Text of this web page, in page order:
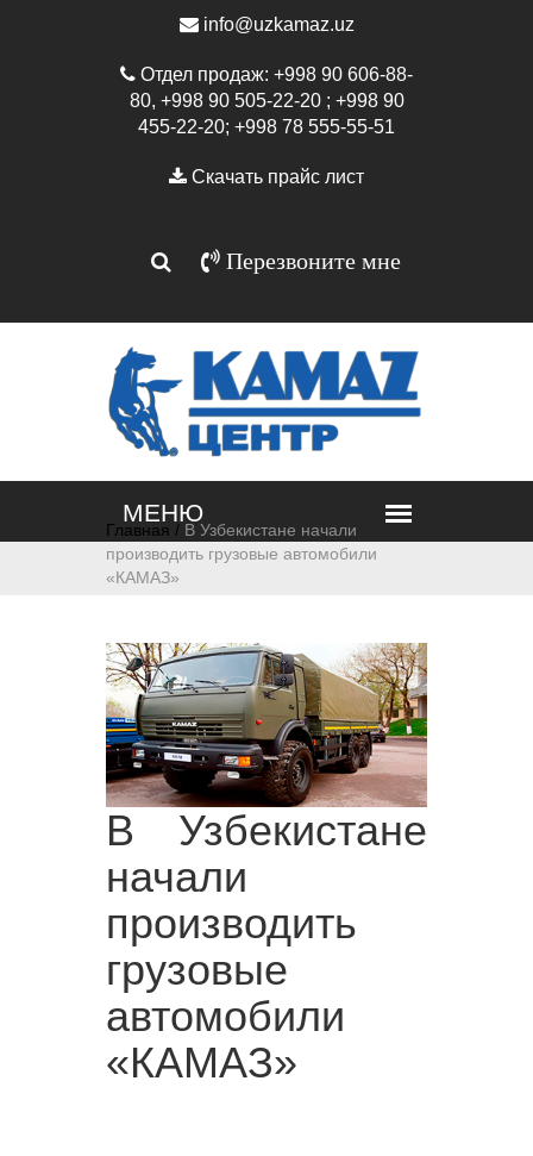
info@uzkamaz.uz
Отдел продаж: +998 90 606-88-
80, +998 90 505-22-20 ; +998 90
455-22-20; +998 78 555-55-51
Скачать прайс лист
Перезвоните мне
Главная / В Узбекистане начали
производить грузовые автомобили
«КАМАЗ»
В Узбекистане
начали
производить
грузовые
автомобили
«КАМАЗ»